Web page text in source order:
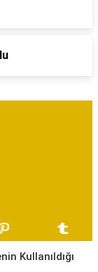
Kullanıldığı